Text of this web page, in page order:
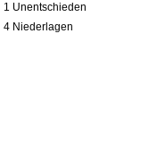
1 Unentschieden
4 Niederlagen